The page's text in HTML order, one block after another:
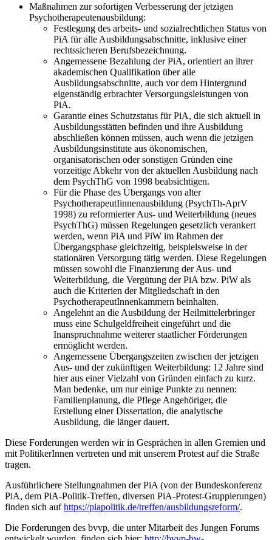
Maßnahmen zur sofortigen Verbesserung der jetzigen
Psychotherapeutenausbildung:
Festlegung des arbeits- und sozialrechtlichen Status von
PiA für alle Ausbildungsabschnitte, inklusive einer
rechtssicheren Berufsbezeichnung.
Angemessene Bezahlung der PiA, orientiert an ihrer
akademischen Qualifikation über alle
Ausbildungsabschnitte, auch vor dem Hintergrund
eigenständig erbrachter Versorgungsleistungen von
PiA.
Garantie eines Schutzstatus für PiA, die sich aktuell in
Ausbildungsstätten befinden und ihre Ausbildung
abschließen können müssen, auch wenn die jetzigen
Ausbildungsinstitute aus ökonomischen,
organisatorischen oder sonstigen Gründen eine
vorzeitige Abkehr von der aktuellen Ausbildung nach
dem PsychThG von 1998 beabsichtigen.
Für die Phase des Übergangs von alter
PsychotherapeutIinnenausbildung (PsychTh-AprV
1998) zu reformierter Aus- und Weiterbildung (neues
PsychThG) müssen Regelungen gesetzlich verankert
werden, wenn PiA und PiW im Rahmen der
Übergangsphase gleichzeitig, beispielsweise in der
stationären Versorgung tätig werden. Diese Regelungen
müssen sowohl die Finanzierung der Aus- und
Weiterbildung, die Vergütung der PiA bzw. PiW als
auch die Kriterien der Mitgliedschaft in den
PsychotherapeutInnenkammern beinhalten.
Angelehnt an die Ausbildung der Heilmittelerbringer
muss eine Schulgeldfreiheit eingeführt und die
Inanspruchnahme weiterer staatlicher Förderungen
ermöglicht werden.
Angemessene Übergangszeiten zwischen der jetzigen
Aus- und der zukünftigen Weiterbildung: 12 Jahre sind
hier aus einer Vielzahl von Gründen einfach zu kurz.
Man bedenke, um nur einige Punkte zu nennen:
Familienplanung, die Pflege Angehöriger, die
Erstellung einer Dissertation, die analytische
Ausbildung, die länger dauert.
Diese Forderungen werden wir in Gesprächen in allen Gremien und
mit PolitikerInnen vertreten und mit unserem Protest auf die Straße
tragen.
Ausführlichere Stellungnahmen der PiA (von der Bundeskonferenz
PiA, dem PiA-Politik-Treffen, diversen PiA-Protest-Gruppierungen)
finden sich aufhttps://piapolitik.de/treffen/ausbildungsreform/.
Die Forderungen des bvvp, die unter Mitarbeit des Jungen Forums